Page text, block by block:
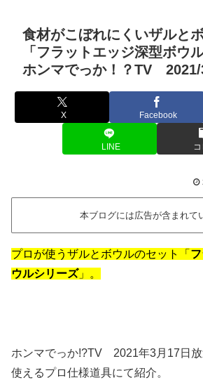
食材がこぼれにくいザルと
「フラットエッジ深型ボウ
ホンマでっか！？TV 2021/
X Facebook
LINE
本ブログには広告が含まれて
プロが使うザルとボウルのセット「
ウルシリーズ」。
ホンマでっか!?TV 2021年3月17日
使えるプロ仕様道具にて紹介。